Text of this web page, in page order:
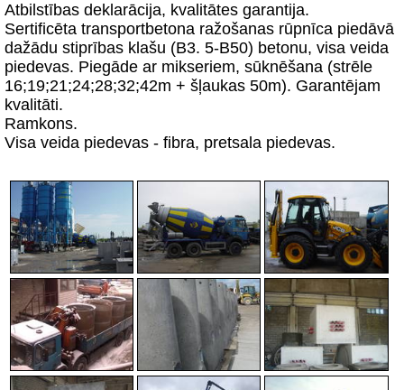
Atbilstības deklarācija, kvalitātes garantija.
Sertificēta transportbetona ražošanas rūpnīca piedāvā
dažādu stiprības klašu (B3. 5-B50) betonu, visa veida
piedevas. Piegāde ar mikseriem, sūknēšana (strēle
16;19;21;24;28;32;42m + šļaukas 50m). Garantējam
kvalitāti.
Ramkons.
Visa veida piedevas - fibra, pretsala piedevas.